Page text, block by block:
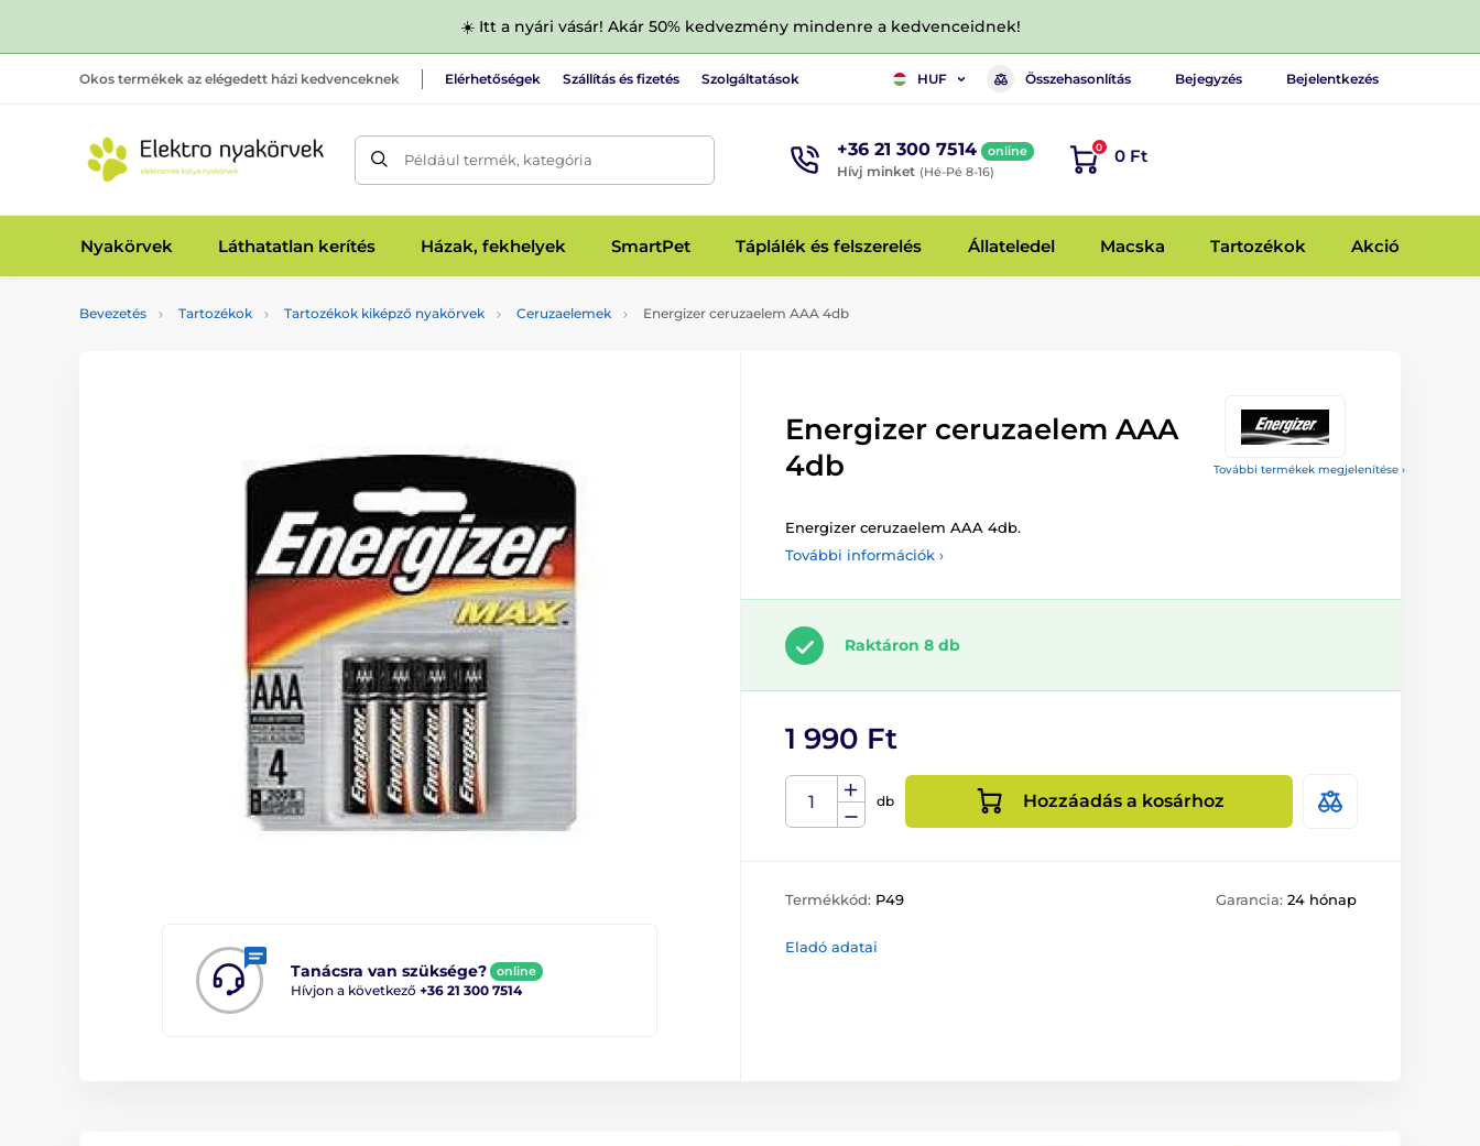
☀️ Itt a nyári vásár! Akár 50% kedvezmény mindenre a kedvenceidnek!
Okos termékek az elégedett házi kedvenceknek Elérhetőségek Szállítás és fizetés Szolgáltatások HUF Összehasonlítás Bejegyzés Bejelentkezés
Például termék, kategória +36 21 300 7514 online
Hívj minket (Hé-Pé 8-16)
0 0 Ft
Nyakörvek Láthatatlan kerítés Házak, fekhelyek SmartPet Táplálék és felszerelés Állateledel Macska Tartozékok Akció
Bevezetés Tartozékok Tartozékok kiképző nyakörvek Ceruzaelemek Energizer ceruzaelem AAA 4db
További termékek megjelenítése ›
Tanácsra van szüksége? online
Hívjon a következő +36 21 300 7514
Energizer ceruzaelem AAA
4db
Energizer ceruzaelem AAA 4db.
További információk ›
Raktáron 8 db
1 990 Ft
db Hozzáadás a kosárhoz
Termékkód: P49 Garancia: 24 hónap
Eladó adatai